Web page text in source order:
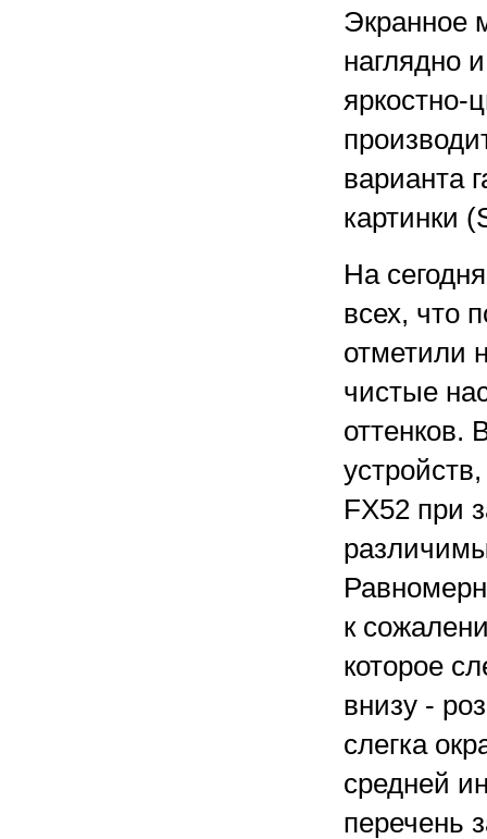
Экранное
наглядно
яркостно-
варианта
картинки
На
всех, что
отметили
чистые
оттенков.
FX52 при
к
которое
внизу -
слегка
средней
перечень